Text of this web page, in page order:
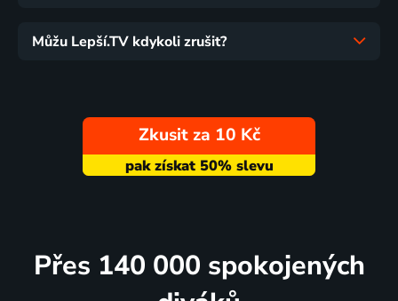
Můžu Lepší.TV kdykoli zrušit?
Zkusit za 10 Kč
Přes 140 000 spokojených